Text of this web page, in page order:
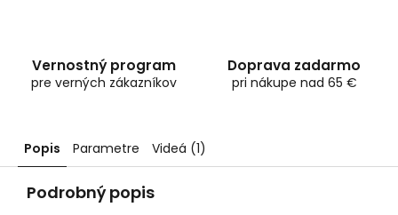
Vernostný program
pre verných zákazníkov
Doprava zadarmo
pri nákupe nad 65 €
Popis Parametre Videá (1)
Podrobný popis